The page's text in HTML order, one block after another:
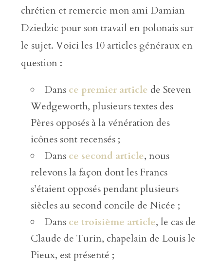
chrétien et remercie mon ami Damian
Dziedzic pour son travail en polonais sur
le sujet. Voici les 10 articles généraux en
question :
Dans ce premier article de Steven
Wedgeworth, plusieurs textes des
Pères opposés à la vénération des
icônes sont recensés ;
Dans ce second article, nous
relevons la façon dont les Francs
s’étaient opposés pendant plusieurs
siècles au second concile de Nicée ;
Dans ce troisième article, le cas de
Claude de Turin, chapelain de Louis le
Pieux, est présenté ;